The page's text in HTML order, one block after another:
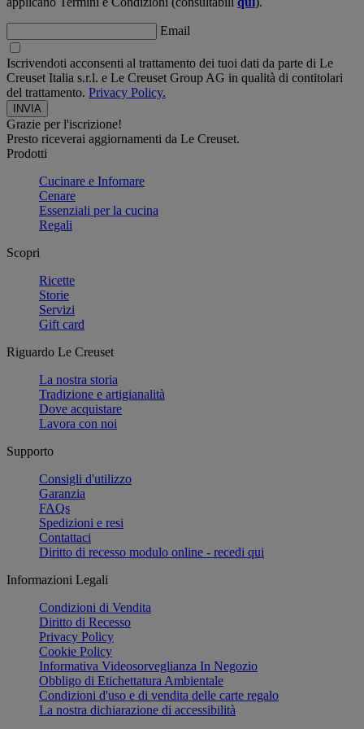
Email
Iscrivendoti acconsenti al trattamento dei tuoi dati da parte di Le
Creuset Italia s.r.l. e Le Creuset Group AG in qualità di contitolari
del trattamento. Privacy Policy.
Grazie per l'iscrizione!
Presto riceverai aggiornamenti da Le Creuset.
Prodotti
Cucinare e Infornare
Cenare
Essenziali per la cucina
Regali
Scopri
Ricette
Storie
Servizi
Gift card
Riguardo Le Creuset
La nostra storia
Tradizione e artigianalità
Dove acquistare
Lavora con noi
Supporto
Consigli d'utilizzo
Garanzia
FAQs
Spedizioni e resi
Contattaci
Diritto di recesso modulo online - recedi qui
Informazioni Legali
Condizioni di Vendita
Diritto di Recesso
Privacy Policy
Cookie Policy
Informativa Videosorveglianza In Negozio
Obbligo di Etichettatura Ambientale
Condizioni d'uso e di vendita delle carte regalo
La nostra dichiarazione di accessibilità